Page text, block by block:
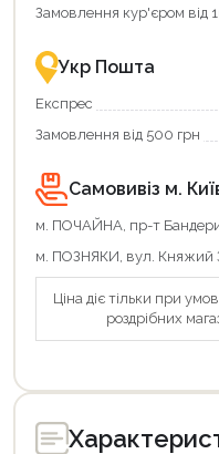
Замовлення кур'єром від
Укр Пошта
Експрес
Замовлення від 500 грн
Самовивіз м.
м. ПОЧАЙНА, пр-т
м. ПОЗНЯКИ, вул. Княжий
Ціна діє тільки при
роздрібних